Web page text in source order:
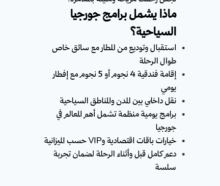
ماذا يشمل برامج جورجيا
السياحية؟
استقبال وتوديع من المطار مع سائق خاص
طوال الرحلة
إقامة فندقية 4 نجوم أو 5 نجوم مع إفطار
يومي
نقل داخلي بين المدن والمناطق السياحية
برامج يومية منظمة تشمل أهم المعالم في
جورجيا
خيارات باقات اقتصادية وVIP حسب الميزانية
دعم كامل قبل وأثناء الرحلة لضمان تجربة
سلسة